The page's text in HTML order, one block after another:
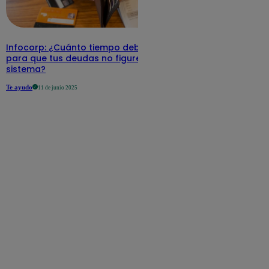
Infocorp: ¿Cuánto tiempo debe pasar
para que tus deudas no figuren en su
sistema?
Te ayudo 11 de junio 2025